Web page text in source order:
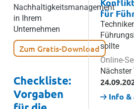
Nachhaltigkeitsmanagement
in Ihrem
Unternehmen
Zum Gratis-Download
Checkliste:
Vorgaben
für
sollte
Online-
Nächster
Info &